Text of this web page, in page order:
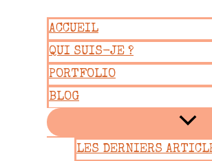
contenu
ACCUEIL
QUI SUIS-JE ?
PORTFOLIO
BLOG
LES DERNIERS